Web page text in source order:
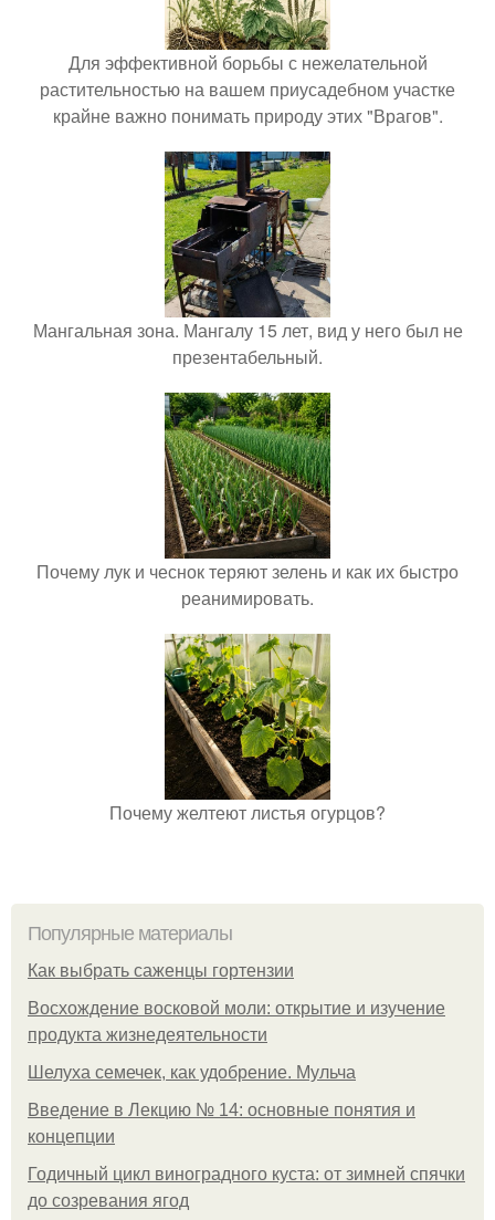
Для эффективной борьбы с нежелательной
растительностью на вашем приусадебном участке
крайне важно понимать природу этих "Врагов".
Мангальная зона. Мангалу 15 лет, вид у него был не
презентабельный.
Почему лук и чеснок теряют зелень и как их быстро
реанимировать.
Почему желтеют листья огурцов?
Популярные материалы
Как выбрать саженцы гортензии
Восхождение восковой моли: открытие и изучение
продукта жизнедеятельности
Шелуха семечек, как удобрение. Мульча
Введение в Лекцию № 14: основные понятия и
концепции
Годичный цикл виноградного куста: от зимней спячки
до созревания ягод